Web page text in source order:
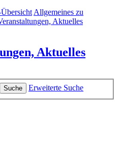
Allgemeines zu
Aktuelles
Aktuelles
Suche
Erweiterte Suche